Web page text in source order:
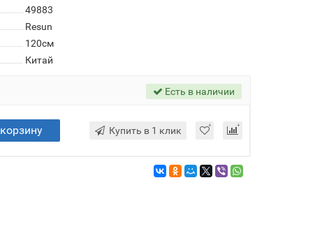
49883
Resun
120см
Китай
Есть в наличии
Купить в 1 клик